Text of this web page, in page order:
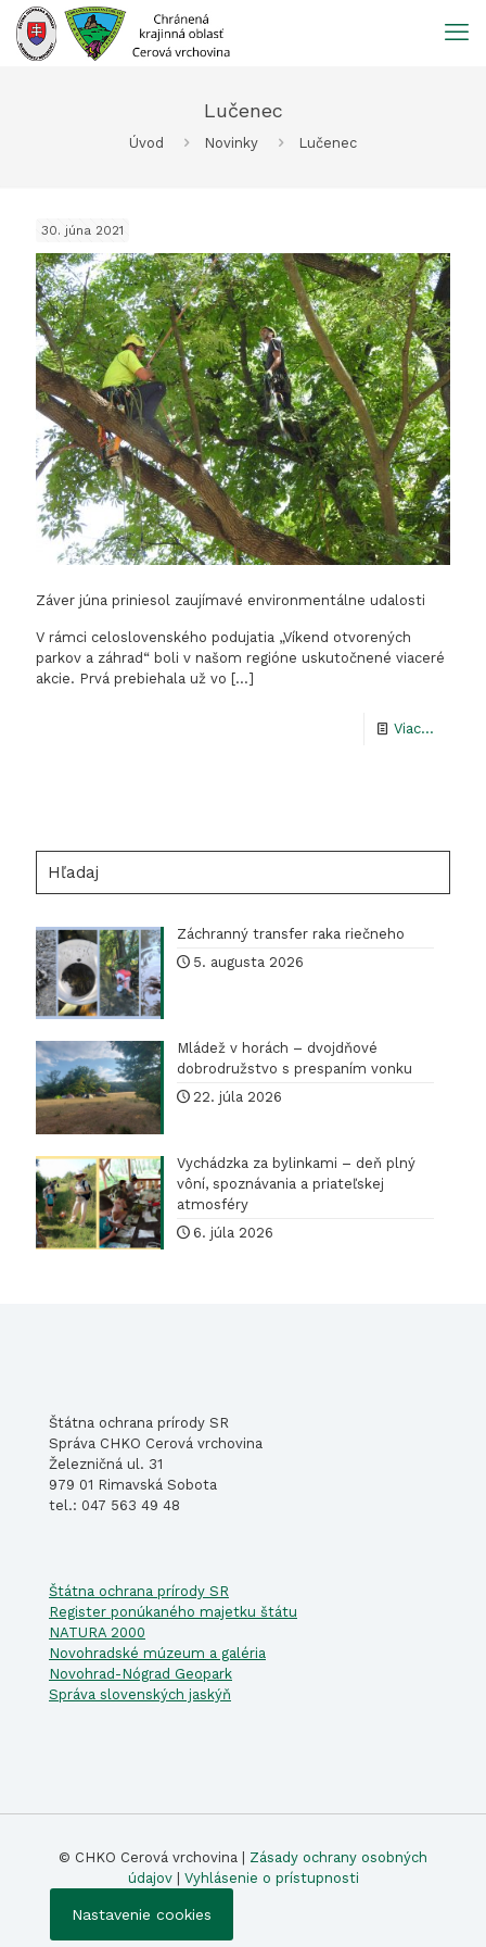
Prejsť
obsah
Lučenec
Úvod Novinky Lučenec
30. júna 2021
Záver júna priniesol zaujímavé environmentálne udalosti
V rámci celoslovenského podujatia „Víkend otvorených
parkov a záhrad“ boli v našom regióne uskutočnené viaceré
akcie. Prvá prebiehala už vo […]
Viac...
Záchranný transfer raka riečneho
5. augusta 2026
Mládež v horách – dvojdňové
dobrodružstvo s prespaním vonku
22. júla 2026
Vychádzka za bylinkami – deň plný
vôní, spoznávania a priateľskej
atmosféry
6. júla 2026
Štátna ochrana prírody SR
Správa CHKO Cerová vrchovina
Železničná ul. 31
979 01 Rimavská Sobota
tel.: 047 563 49 48
Štátna ochrana prírody SR
Register ponúkaného majetku štátu
NATURA 2000
Novohradské múzeum a galéria
Novohrad-Nógrad Geopark
Správa slovenských jaskýň
© CHKO Cerová vrchovina | Zásady ochrany osobných
údajov| Vyhlásenie o prístupnosti
Nastavenie cookies